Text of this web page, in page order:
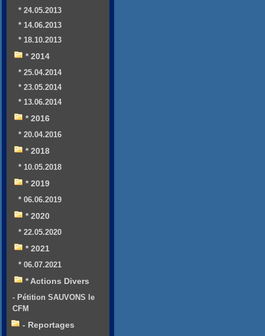
* 24.05.2013
* 14.06.2013
* 18.10.2013
* 2014
* 25.04.2014
* 23.05.2014
* 13.06.2014
* 2016
* 20.04.2016
* 2018
* 10.05.2018
* 2019
* 06.06.2019
* 2020
* 22.05.2020
* 2021
* 06.07.2021
* Actions Divers
- Pétition SAUVONS le
CFM
- Reportages